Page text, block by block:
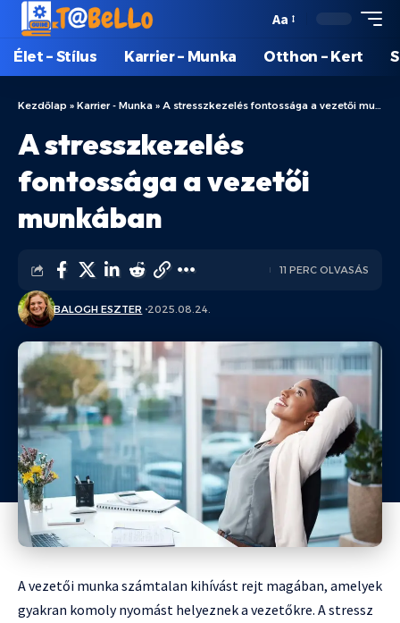
Aa
Élet – Stílus Karrier – Munka Otthon – Kert
Kezdőlap » Karrier - Munka » A stresszkezelés fontossága a vezetői munkában
A stresszkezelés
fontossága a vezetői
munkában
BALOGH ESZTER 2025.08.24.
11 PERC OLVASÁS
A vezetői munka számtalan kihívást rejt magában, amelyek
gyakran komoly nyomást helyeznek a vezetőkre. A stressz